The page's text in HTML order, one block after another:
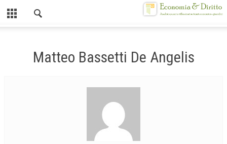
CHI SIAMOMatteo Bassetti De Angelis